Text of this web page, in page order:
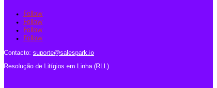
Follow
Follow
Follow
Follow
Contacto: suporte@salespark.io
Resolução de Litígios em Linha (RLL)